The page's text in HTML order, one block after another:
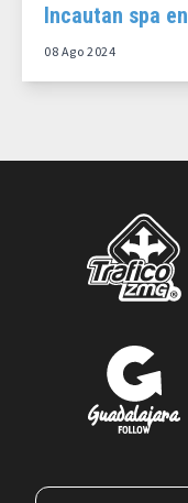
Incautan spa
08 Ago 2024